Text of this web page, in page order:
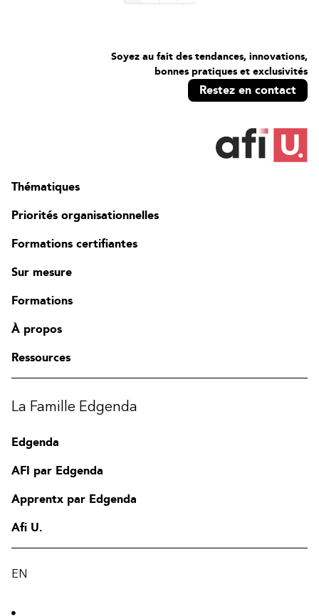
Soyez au fait des tendances, innovations,
bonnes pratiques et exclusivités
Restez en contact
Thématiques
Priorités organisationnelles
Formations certifiantes
Sur mesure
Formations
À propos
Ressources
La Famille Edgenda
Edgenda
AFI par Edgenda
Apprentx par Edgenda
Afi U.
EN